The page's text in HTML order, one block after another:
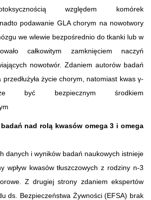
względem komórek
podawanie GLA chorym na nowotwory
we wlewie bezpośrednio do tkanki lub w
całkowitym zamknięciem naczyń
nowotwór. Zdaniem autorów badań
życie chorym, natomiast kwas γ-
być bezpiecznym środkiem
nad rolą kwasów omega 3 i omega
danych i wyników badań naukowych istnieje
wpływ kwasów tłuszczowych z rodziny n-3
Z drugiej strony zdaniem ekspertów
ds. Bezpieczeństwa Żywności (EFSA) brak